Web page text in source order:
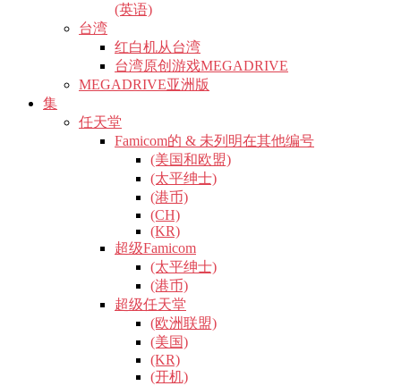
(英语)
台湾
红白机从台湾
台湾原创游戏MEGADRIVE
MEGADRIVE亚洲版
集
任天堂
Famicom的 & 未列明在其他编号
(美国和欧盟)
(太平绅士)
(港币)
(CH)
(KR)
超级Famicom
(太平绅士)
(港币)
超级任天堂
(欧洲联盟)
(美国)
(KR)
(开机)